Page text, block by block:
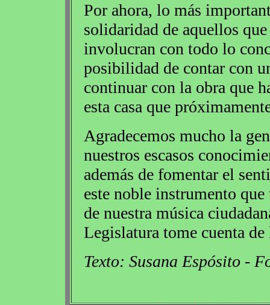
Por ahora, lo más
solidaridad de aquellos
involucran con todo lo
posibilidad de contar con
continuar con la obra que
esta casa que
Agradecemos mucho la
nuestros escasos
además de fomentar el
este noble instrumento
de nuestra música
Legislatura tome cuenta
Texto: Susana Espósito -